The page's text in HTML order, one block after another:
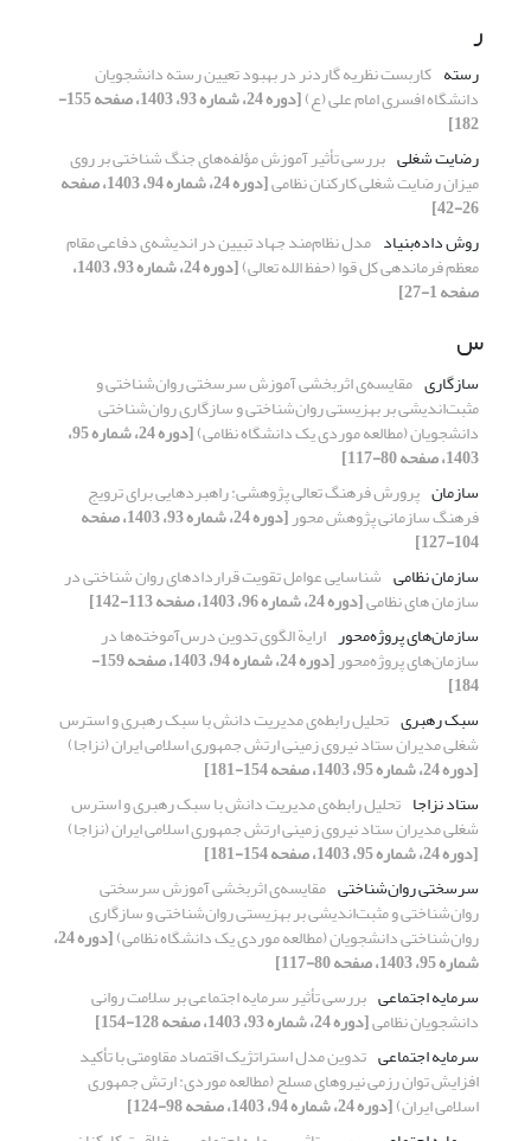
ر
رسته کاربست نظریه گاردنر در بهبود تعیین رسته دانشجویان
دانشگاه افسری امام علی‌ (ع) [دوره 24، شماره 93، 1403، صفحه 155-
182]
رضایت شغلی بررسی تأثیر آموزش مؤلفه‌های جنگ‌ شناختی بر روی
میزان رضایت شغلی کارکنان نظامی [دوره 24، شماره 94، 1403، صفحه
26-42]
روش داده‌بنیاد مدل نظام‌مند جهاد تبیین در اندیشه‌ی دفاعی مقام
معظم فرماندهی کل قوا (حفظ الله تعالی) [دوره 24، شماره 93، 1403،
صفحه 1-27]
س
سازگاری مقایسه‌ی اثربخشی آموزش سرسختی روان‌شناختی و
مثبت‌اندیشی بر بهزیستی روان‌شناختی و سازگاری روان‌شناختی
دانشجویان (مطالعه موردی یک دانشگاه نظامی) [دوره 24، شماره 95،
1403، صفحه 80-117]
سازمان پرورش فرهنگ تعالی پژوهشی: راهبردهایی برای ترویج
فرهنگ سازمانی پژوهش محور [دوره 24، شماره 93، 1403، صفحه
104-127]
سازمان نظامی شناسایی عوامل تقویت قراردادهای روان شناختی در
سازمان های نظامی[دوره 24، شماره 96، 1403، صفحه 113-142]
سازمان‌های پروژه‌محور ارایة الگوی تدوین درس‌آموخته‌ها در
سازمان‌های پروژه‌محور [دوره 24، شماره 94، 1403، صفحه 159-
184]
سبک رهبری تحلیل رابطه‌ی مدیریت دانش با سبک رهبری و استرس
شغلی مدیران ستاد نیروی زمینی ارتش جمهوری اسلامی ایران (نزاجا)
[دوره 24، شماره 95، 1403، صفحه 154-181]
ستاد نزاجا تحلیل رابطه‌ی مدیریت دانش با سبک رهبری و استرس
شغلی مدیران ستاد نیروی زمینی ارتش جمهوری اسلامی ایران (نزاجا)
[دوره 24، شماره 95، 1403، صفحه 154-181]
سرسختی روان‌شناختی مقایسه‌ی اثربخشی آموزش سرسختی
روان‌شناختی و مثبت‌اندیشی بر بهزیستی روان‌شناختی و سازگاری
روان‌شناختی دانشجویان (مطالعه موردی یک دانشگاه نظامی) [دوره 24،
شماره 95، 1403، صفحه 80-117]
سرمایه اجتماعی بررسی تأثیر سرمایه اجتماعی بر سلامت روانی
دانشجویان نظامی[دوره 24، شماره 93، 1403، صفحه 128-154]
سرمایه اجتماعی تدوین مدل استراتژیک اقتصاد مقاومتی با تأکید
افزایش توان رزمی نیروهای مسلح (مطالعه موردی: ارتش جمهوری
اسلامی ایران)[دوره 24، شماره 94، 1403، صفحه 98-124]